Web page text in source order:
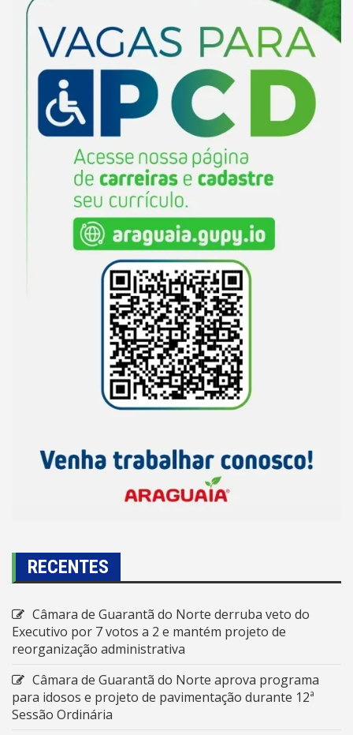
RECENTES
Câmara de Guarantã do Norte derruba veto do
Executivo por 7 votos a 2 e mantém projeto de
reorganização administrativa
Câmara de Guarantã do Norte aprova programa
para idosos e projeto de pavimentação durante 12ª
Sessão Ordinária